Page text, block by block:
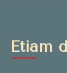
Etiam